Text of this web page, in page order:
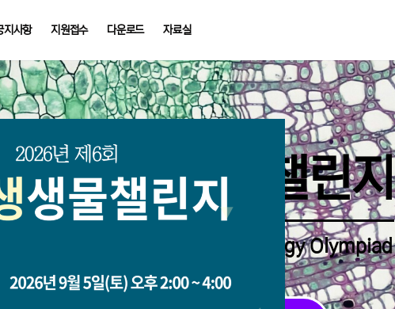
지사항 지원접수 다운로드 자료실
중학생생물챌린지
Middle School Korea Biology Olympiad